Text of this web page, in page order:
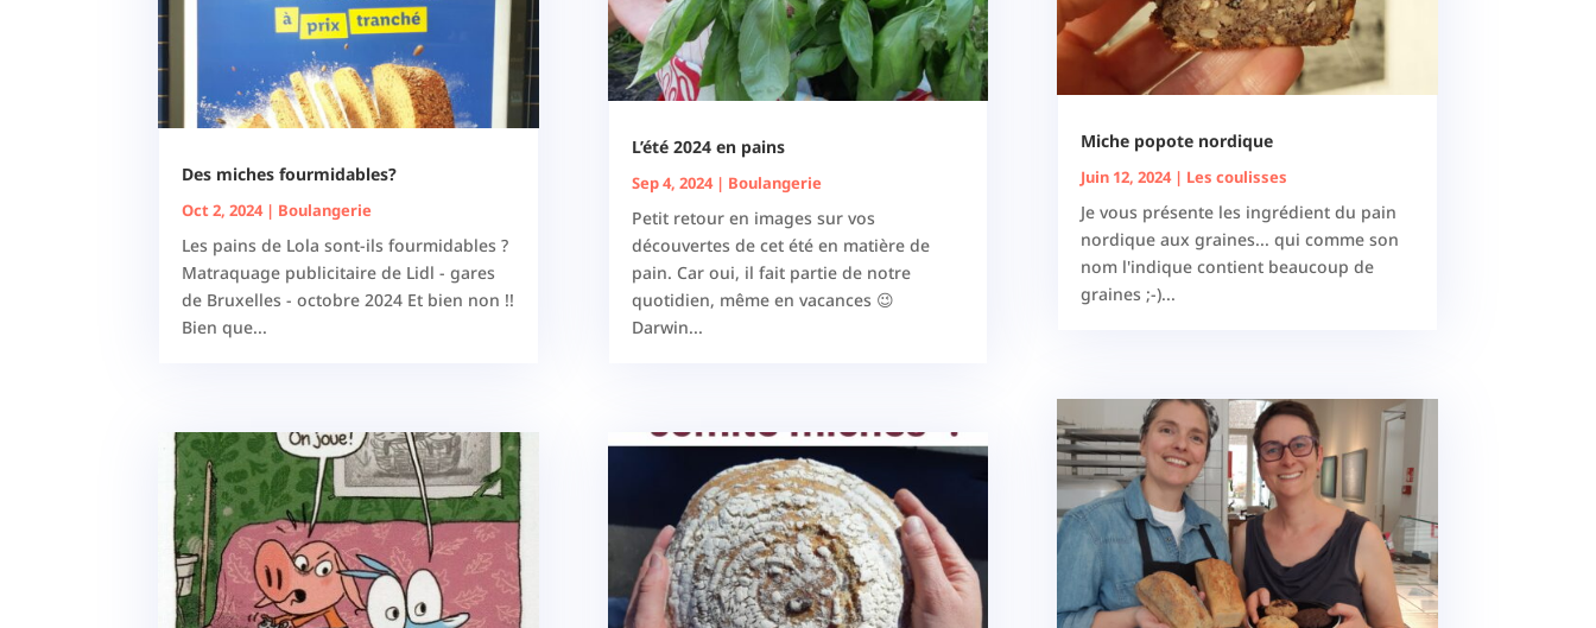
Des miches fourmidables?
Oct 2, 2024| Boulangerie
Les pains de Lola sont-ils fourmidables ?
Matraquage publicitaire de Lidl - gares
de Bruxelles - octobre 2024 Et bien non !!
Bien que...
L’été 2024 en pains
Sep 4, 2024| Boulangerie
Petit retour en images sur vos
découvertes de cet été en matière de
pain. Car oui, il fait partie de notre
quotidien, même en vacances 😉
Darwin...
Miche popote nordique
Juin 12, 2024| Les coulisses
Je vous présente les ingrédient du pain
nordique aux graines... qui comme son
nom l'indique contient beaucoup de
graines ;-)...